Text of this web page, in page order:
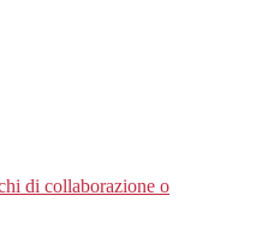
di collaborazione o